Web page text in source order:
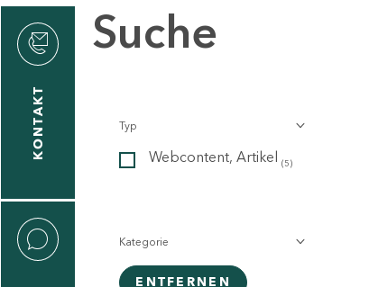
KONTAKT
Suche
Typ
Webcontent, Artikel (5)
Kategorie
ENTFERNEN